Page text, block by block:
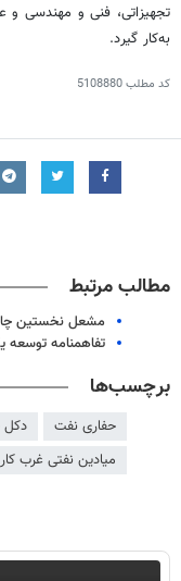
تجهیزاتی، فنی و مهندسی و
به‌کار گیرد.
کد مطلب5108880
مطالب مرتبط
مشعل نخستین
تفاهمنامه توسعه
برچسب‌ها
حفاری نفت دکل
میادین نفتی غرب